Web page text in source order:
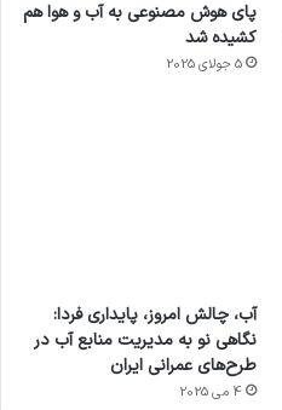
پای هوش مصنوعی به آب و هوا هم
کشیده شد
5 جولای 2025
آب، چالش امروز، پایداری فردا:
نگاهی نو به مدیریت منابع آب در
طرح‌های عمرانی ایران
4 می 2025
با طعم
توسط
ژاکت
در
های
2023
توسط